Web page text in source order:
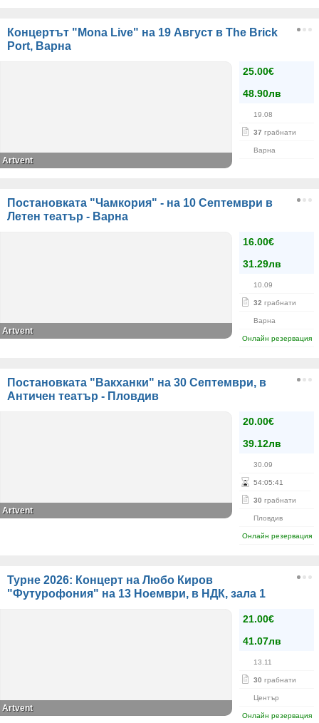
Концертът "Mona Live" на 19 Август в The Brick
Port, Варна
25.00€
48.90лв
19.08
37 грабнати
Варна
Artvent
Постановката "Чамкория" - на 10 Септември в
Летен театър - Варна
16.00€
31.29лв
10.09
32 грабнати
Варна
Онлайн резервация
Artvent
Постановката "Вакханки" на 30 Септември, в
Античен театър - Пловдив
20.00€
39.12лв
30.09
54:05:41
30 грабнати
Пловдив
Онлайн резервация
Artvent
Турне 2026: Концерт на Любо Киров
"Футурофония" на 13 Ноември, в НДК, зала 1
21.00€
41.07лв
13.11
30 грабнати
Център
Онлайн резервация
Artvent